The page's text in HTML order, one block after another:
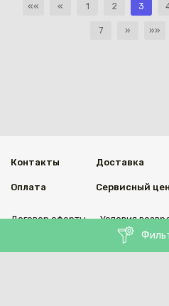
«« « 1 2 3
7 » »»
Контакты
Оплата
Доставка
Сервисный
Договор оферты Условия